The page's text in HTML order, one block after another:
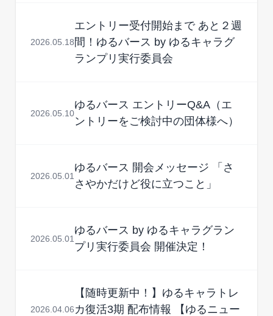
2026.05.18
エントリー受付開始まで あと２週
間！ゆるバース by ゆるキャラグ
ランプリ実行委員会
2026.05.10
ゆるバース エントリーQ&A（エ
ントリーをご検討中の団体様へ）
2026.05.01
ゆるバース 開会メッセージ 「さ
さやかだけど役に立つこと」
2026.05.01
ゆるバース by ゆるキャラグラン
プリ実行委員会 開催決定！
2026.04.06
【随時更新中！】ゆるキャラトレ
カ復活3期 配布情報 【ゆるニュー